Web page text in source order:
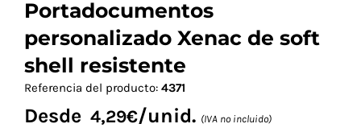
Portadocumentos
personalizado Xenac de soft
shell resistente
Referencia del producto: 4371
Desde 4,29€/unid. (IVA no incluido)